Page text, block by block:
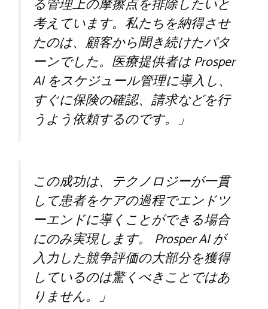
る管理上の摩擦点を排除したいと
考えています。私たちを納得させ
たのは、顧客から聞き続けたパタ
ーンでした。医療提供者は Prosper
AI をスケジュール管理に導入し、
すぐに保険の確認、請求などを行
うよう依頼するのです。」
この成功は、テクノロジーが一貫
して患者をケアの過程でエンドツ
ーエンドに導くことができる場合
にのみ実現します。 Prosper AI が
入力した競争評価の大部分を獲得
しているのは驚くべきことではあ
りません。」